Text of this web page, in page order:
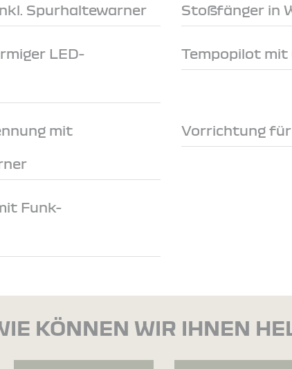
Spurhaltewarner Stoßfänger in
LED- Tempopilot mit
mit Vorrichtung
Funk-
KÖNNEN WIR IHNEN